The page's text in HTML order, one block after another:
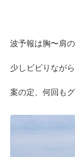
波予報は胸〜肩
少しビビりながら
案の定、何回も